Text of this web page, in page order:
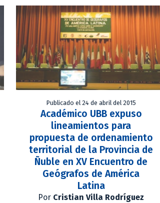
Publicado el 24 de abril del 2015
Académico UBB expuso
lineamientos para
propuesta de ordenamiento
territorial de la Provincia de
Ñuble en XV Encuentro de
Geógrafos de América
Latina
Por Cristian Villa Rodríguez